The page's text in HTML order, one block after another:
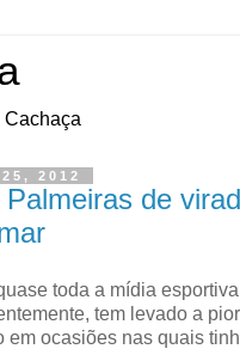
Cachaça
2012
de
toda a mídia
tem levado a
em ocasiões nas quais